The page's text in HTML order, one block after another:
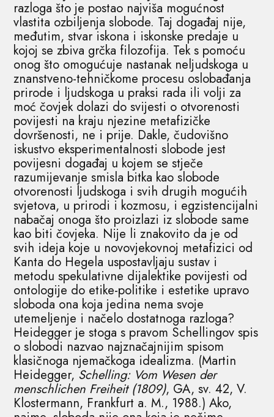
razloga što je postao najviša mogućnost
vlastita ozbiljenja slobode. Taj događaj nije,
međutim, stvar iskona i iskonske predaje u
kojoj se zbiva grčka filozofija. Tek s pomoću
onog što omogućuje nastanak neljudskoga u
znanstveno-tehničkome procesu oslobađanja
prirode i ljudskoga u praksi rada ili volji za
moć čovjek dolazi do svijesti o otvorenosti
povijesti na kraju njezine metafizičke
dovršenosti, ne i prije. Dakle, čudovišno
iskustvo eksperimentalnosti slobode jest
povijesni događaj u kojem se stječe
razumijevanje smisla bitka kao slobode
otvorenosti ljudskoga i svih drugih mogućih
svjetova, u prirodi i kozmosu, i egzistencijalni
nabačaj onoga što proizlazi iz slobode same
kao biti čovjeka. Nije li znakovito da je od
svih ideja koje u novovjekovnoj metafizici od
Kanta do Hegela uspostavljaju sustav i
metodu spekulativne dijalektike povijesti od
ontologije do etike-politike i estetike upravo
sloboda ona koja jedina nema svoje
utemeljenje i načelo dostatnoga razloga?
Heidegger je stoga s pravom Schellingov spis
o slobodi nazvao najznačajnijim spisom
klasičnoga njemačkoga idealizma. (Martin
Heidegger, Schelling: Vom Wesen der
menschlichen Freiheit (1809), GA, sv. 42, V.
Klostermann, Frankfurt a. M., 1988.) Ako,